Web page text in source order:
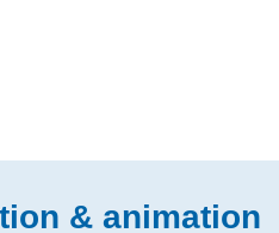
& animation